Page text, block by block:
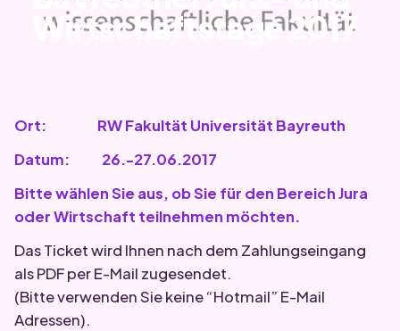
Wirtschaftstage 2017
Ort: RW Fakultät Universität Bayreuth
Datum: 26.-27.06.2017
Bitte wählen Sie aus, ob Sie für den Bereich Jura
oder Wirtschaft teilnehmen möchten.
Das Ticket wird Ihnen nach dem Zahlungseingang
als PDF per E-Mail zugesendet.
(Bitte verwenden Sie keine “Hotmail” E-Mail
Adressen).